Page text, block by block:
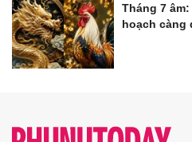
Tháng 7
hoạch càng